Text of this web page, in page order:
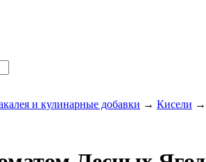
и кулинарные добавки → Кисели →